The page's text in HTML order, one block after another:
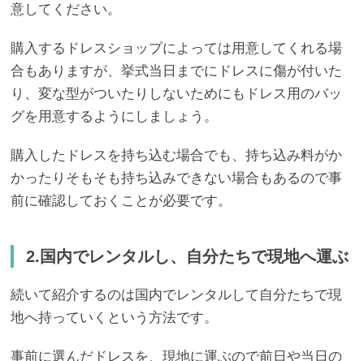
意してください。
購入するドレスショップによっては用意してくれる場
合もありますが、挙式当日までにドレスに傷が付いた
り、変な型がついたりしないためにもドレス用のバッ
グを用意するようにしましょう。
購入したドレスを持ち込む場合でも、持ち込み料がか
かったりそもそも持ち込みできない場合もあるので事
前に確認しておくことが必要です。
2.国内でレンタルし、自分たちで現地へ運ぶ
続いて紹介するのは国内でレンタルして自分たちで現
地へ持っていくという方法です。
事前に選んだドレスを、現地に運ぶので前日や当日の